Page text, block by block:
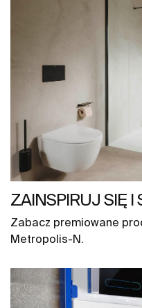
ZAINSPIRUJ SIĘ I
Zabacz premiowane
Metropolis-N.